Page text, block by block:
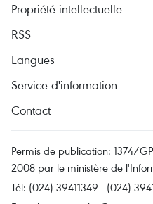
Propriété intellectuelle
RSS
Langues
Service d'information
Contact
Permis de publication: 1374/
2008 par le ministère de
Tél: (024) 39411349 - (024)